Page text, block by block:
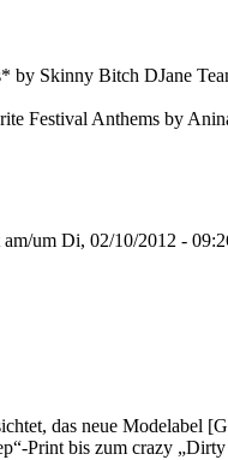
by Skinny Bitch DJane
Festival Anthems by
am/um Di, 02/10/2012 -
das neue Modelabel
Print bis zum crazy